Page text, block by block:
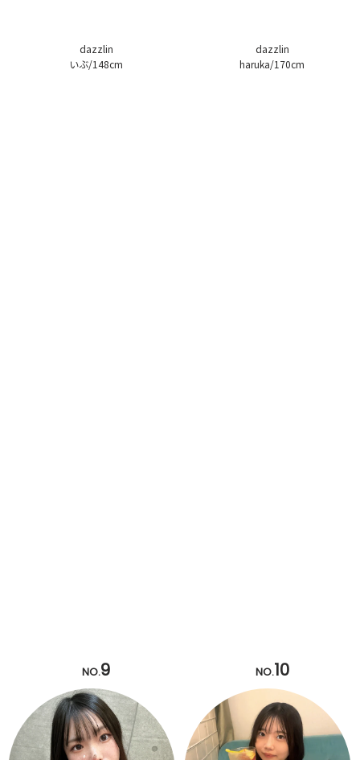
dazzlin
いぶ/148cm
dazzlin
haruka/170cm
NO.9 NO.10